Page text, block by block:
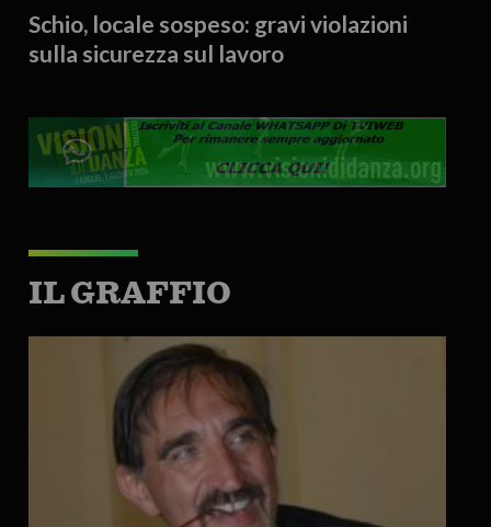
Schio, locale sospeso: gravi violazioni
sulla sicurezza sul lavoro
IL GRAFFIO